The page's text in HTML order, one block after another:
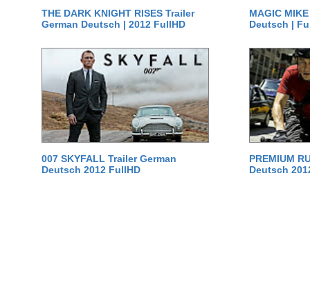
THE DARK KNIGHT RISES Trailer
German Deutsch | 2012 FullHD
MAGIC
Deutsch |
007 SKYFALL Trailer German
Deutsch 2012 FullHD
PREMIUM
Deutsch